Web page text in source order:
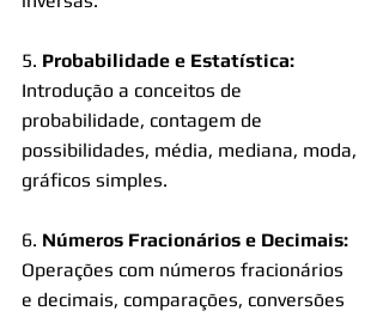
5. Probabilidade e Estatística:
Introdução a conceitos de
probabilidade, contagem de
possibilidades, média, mediana, moda,
gráficos simples.
6. Números Fracionários e Decimais:
Operações com números fracionários
e decimais, comparações, conversões